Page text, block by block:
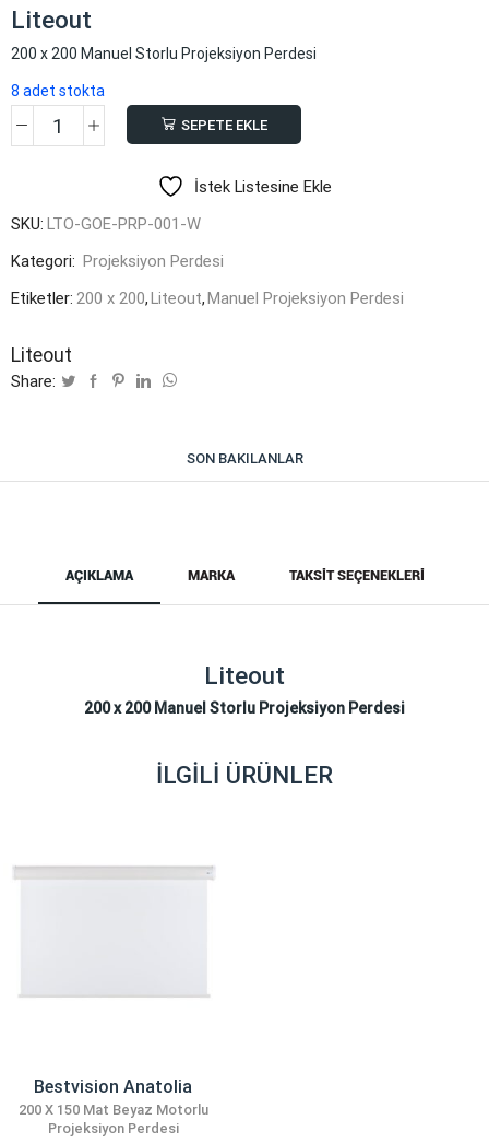
Liteout
200 x 200 Manuel Storlu Projeksiyon Perdesi
8 adet stokta
Liteout
SEPETE EKLE
İstek Listesine Ekle
SKU: LTO-GOE-PRP-001-W
Kategori: Projeksiyon Perdesi
Etiketler: 200 x 200, Liteout, Manuel Projeksiyon Perdesi
Liteout
Share:
SON BAKILANLAR
AÇIKLAMA MARKA TAKSIT SEÇENEKLERI
Liteout
200 x 200 Manuel Storlu Projeksiyon Perdesi
İLGILI ÜRÜNLER
Bestvision Anatolia
200 X 150 Mat Beyaz Motorlu
Projeksiyon Perdesi